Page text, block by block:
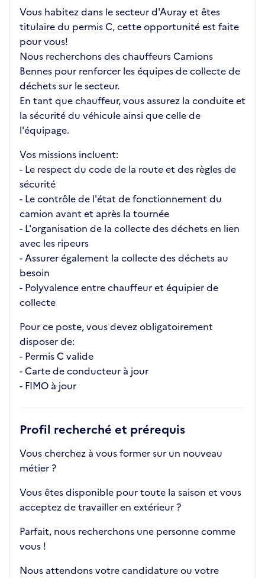
Vous habitez dans le secteur d'Auray et êtes
titulaire du permis C, cette opportunité est faite
pour vous!
Nous recherchons des chauffeurs Camions
Bennes pour renforcer les équipes de collecte de
déchets sur le secteur.
En tant que chauffeur, vous assurez la conduite et
la sécurité du véhicule ainsi que celle de
l'équipage.
Vos missions incluent:
- Le respect du code de la route et des règles de
sécurité
- Le contrôle de l'état de fonctionnement du
camion avant et après la tournée
- L'organisation de la collecte des déchets en lien
avec les ripeurs
- Assurer également la collecte des déchets au
besoin
- Polyvalence entre chauffeur et équipier de
collecte
Pour ce poste, vous devez obligatoirement
disposer de:
- Permis C valide
- Carte de conducteur à jour
- FIMO à jour
Profil recherché et prérequis
Vous cherchez à vous former sur un nouveau
métier ?
Vous êtes disponible pour toute la saison et vous
acceptez de travailler en extérieur ?
Parfait, nous recherchons une personne comme
vous !
Nous attendons votre candidature ou votre